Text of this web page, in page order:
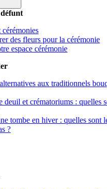
cérémonies
des fleurs pour la cérémonie
espace cérémonie
aux traditionnels
deuil et crématoriums : quelles
tombe en hiver : quelles sont
?